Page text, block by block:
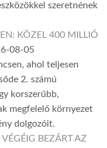
szeretnének
KÖZEL 400 MILLIÓ
08-05
ahol teljesen
2. számú
korszerűbb,
megfelelő környezet
dolgozóit.
BEZÁRT AZ